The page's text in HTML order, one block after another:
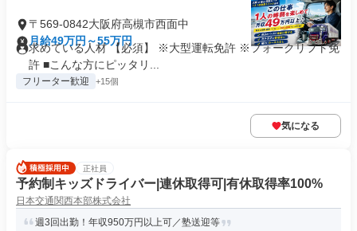
〒569-0842大阪府高槻市西面中
月給49万円～55万円
求めている人材 【必須】 ※大型運転免許 ※フォークリフト免
許 ■こんな方にピッタリ...
フリーター歓迎 +15個
気になる
正社員
予約制キッズドライバー|連休取得可|有休取得率100%
日本交通関西本部株式会社
週3回出勤！年収950万円以上可／塾送迎等